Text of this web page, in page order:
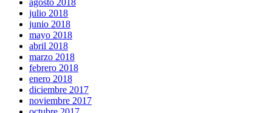
agosto 2018
julio 2018
junio 2018
mayo 2018
abril 2018
marzo 2018
febrero 2018
enero 2018
diciembre 2017
noviembre 2017